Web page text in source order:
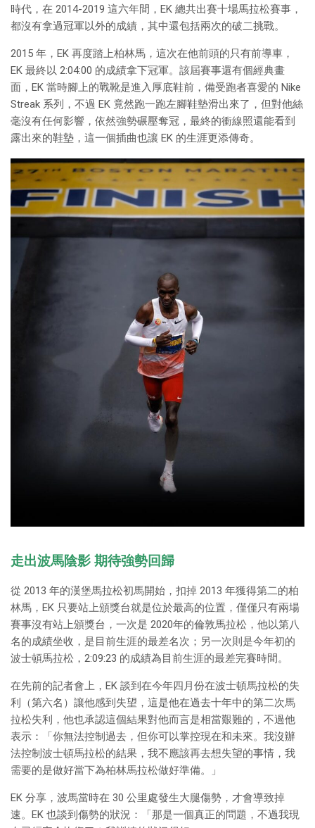
時代，在 2014-2019 這六年間，EK 總共出賽十場馬拉松賽事，
都沒有拿過冠軍以外的成績，其中還包括兩次的破二挑戰。
2015 年，EK 再度踏上柏林馬，這次在他前頭的只有前導車，
EK 最終以 2:04:00 的成績拿下冠軍。該屆賽事還有個經典畫
面，EK 當時腳上的戰靴是進入厚底鞋前，備受跑者喜愛的 Nike
Streak 系列，不過 EK 竟然跑一跑左腳鞋墊滑出來了，但對他絲
毫沒有任何影響，依然強勢碾壓奪冠，最終的衝線照還能看到
露出來的鞋墊，這一個插曲也讓 EK 的生涯更添傳奇。
走出波馬陰影 期待強勢回歸
從 2013 年的漢堡馬拉松初馬開始，扣掉 2013 年獲得第二的柏
林馬，EK 只要站上頒獎台就是位於最高的位置，僅僅只有兩場
賽事沒有站上頒獎台，一次是 2020年的倫敦馬拉松，他以第八
名的成績坐收，是目前生涯的最差名次；另一次則是今年初的
波士頓馬拉松，2:09:23 的成績為目前生涯的最差完賽時間。
在先前的記者會上，EK 談到在今年四月份在波士頓馬拉松的失
利（第六名）讓他感到失望，這是他在過去十年中的第二次馬
拉松失利，他也承認這個結果對他而言是相當艱難的，不過他
表示：「你無法控制過去，但你可以掌控現在和未來。我沒辦
法控制波士頓馬拉松的結果，我不應該再去想失望的事情，我
需要的是做好當下為柏林馬拉松做好準備。」
EK 分享，波馬當時在 30 公里處發生大腿傷勢，才會導致掉
速。EK 也談到傷勢的狀況：「那是一個真正的問題，不過我現